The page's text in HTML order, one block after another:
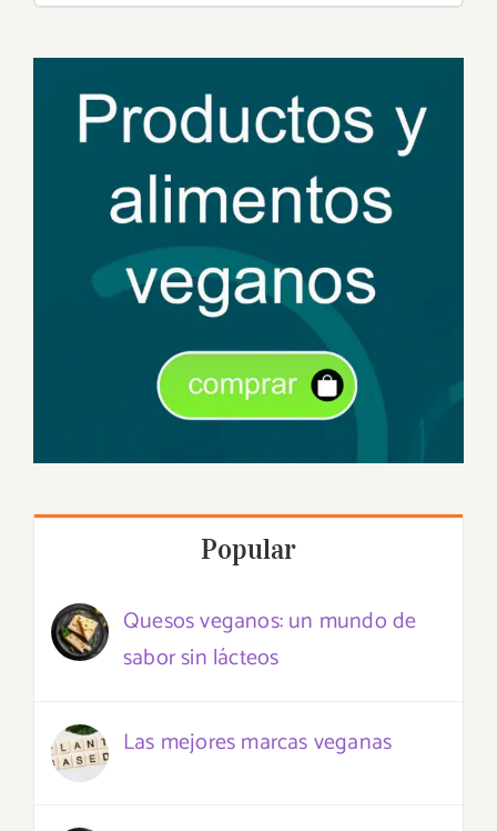
Popular
Quesos veganos: un mundo de
sabor sin lácteos
Las mejores marcas veganas